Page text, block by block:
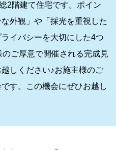
2階建て住宅です。ポイン
外観」や「採光を重視した
イバシーを大切にした4つ
ご厚意で開催される完成見
しください♪お施主様のご
す。この機会にぜひお越し